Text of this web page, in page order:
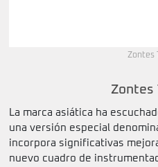
Zontes
Zontes
La marca asiática ha
una versión especial
incorpora significativas
nuevo cuadro de